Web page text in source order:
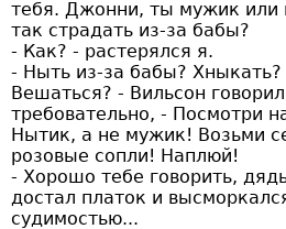
тебя. Джонни, ты мужик или
так страдать из-за бабы?
- Как? - растерялся я.
- Ныть из-за бабы?
Вешаться? - Вильсон
требовательно, - Посмотри
Нытик, а не мужик! Возьми
розовые сопли! Наплюй!
- Хорошо тебе говорить,
достал платок и
судимостью...